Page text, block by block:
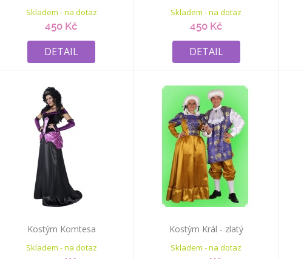
Skladem - na dotaz
450 Kč
DETAIL
Skladem - na dotaz
450 Kč
DETAIL
Kostým Komtesa
Skladem - na dotaz
Kostým Král - zlatý
Skladem - na dotaz